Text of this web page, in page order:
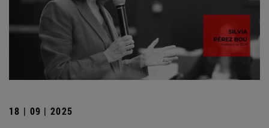
18 | 09 | 2025